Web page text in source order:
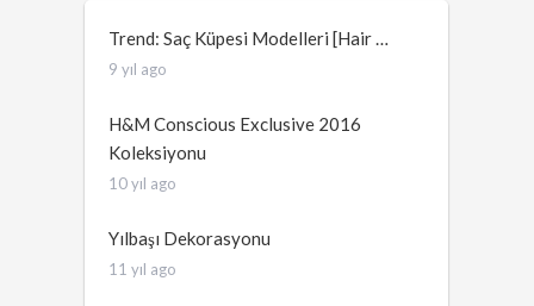
Trend: Saç Küpesi Modelleri [Hair …
9 yıl ago
H&M Conscious Exclusive 2016
Koleksiyonu
10 yıl ago
Yılbaşı Dekorasyonu
11 yıl ago